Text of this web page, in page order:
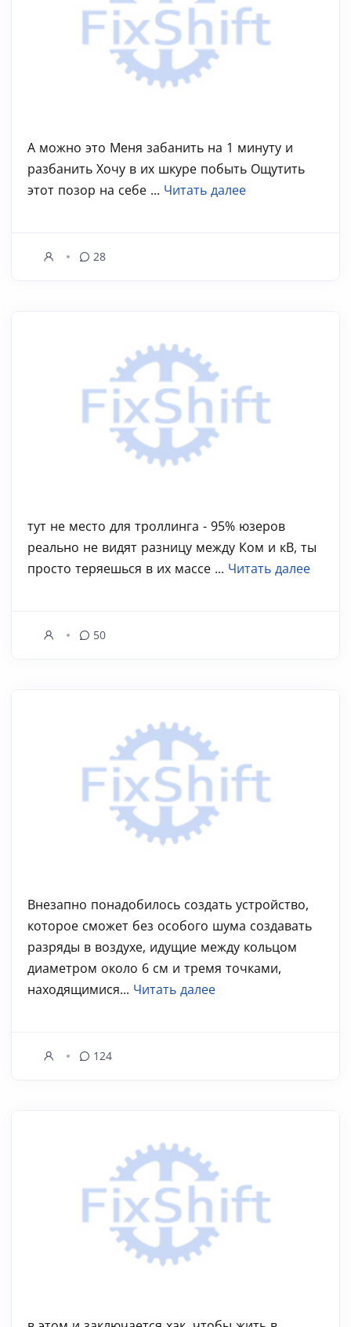
А можно это Меня забанить на 1 минуту и
разбанить Хочу в их шкуре побыть Ощутить
этот позор на себе ... Читать далее
28
тут не место для троллинга - 95% юзеров
реально не видят разницу между Ком и кВ, ты
просто теряешься в их массе ... Читать далее
50
Внезапно понадобилось создать устройство,
которое сможет без особого шума создавать
разряды в воздухе, идущие между кольцом
диаметром около 6 см и тремя точками,
находящимися... Читать далее
124